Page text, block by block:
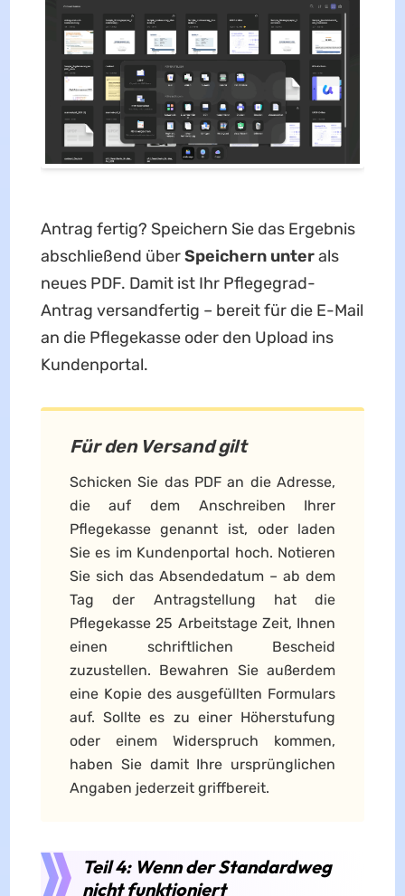
Antrag fertig? Speichern Sie das Ergebnis
abschließend überSpeichern unterals
neues PDF. Damit ist Ihr Pflegegrad-
Antrag versandfertig – bereit für die E-Mail
an die Pflegekasse oder den Upload ins
Kundenportal.
Für den Versand gilt
Schicken Sie das PDF an die Adresse,
die auf dem Anschreiben Ihrer
Pflegekasse genannt ist, oder laden
Sie es im Kundenportal hoch. Notieren
Sie sich das Absendedatum – ab dem
Tag der Antragstellung hat die
Pflegekasse 25 Arbeitstage Zeit, Ihnen
einen schriftlichen Bescheid
zuzustellen. Bewahren Sie außerdem
eine Kopie des ausgefüllten Formulars
auf. Sollte es zu einer Höherstufung
oder einem Widerspruch kommen,
haben Sie damit Ihre ursprünglichen
Angaben jederzeit griffbereit.
Teil 4: Wenn der Standardweg
nicht funktioniert